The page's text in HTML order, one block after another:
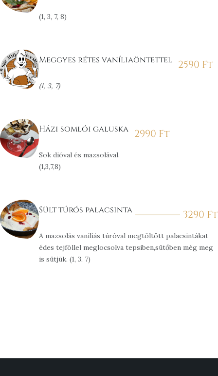
(1, 3, 7, 8)
Meggyes rétes vaníliaöntettel 2590 Ft
(1, 3, 7)
Házi somlói galuska 2990 Ft
Sok dióval és mazsolával.
(1,3,7,8)
Sült túrós palacsinta 3290 Ft
A mazsolás vaníliás túróval megtöltött palacsintákat
édes tejföllel meglocsolva tepsiben,sütőben még meg
is sütjük. (1, 3, 7)